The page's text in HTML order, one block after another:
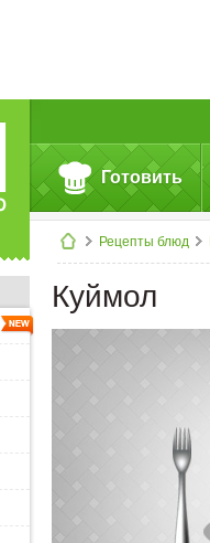
Готовить
Рецепты блюд
Куймол